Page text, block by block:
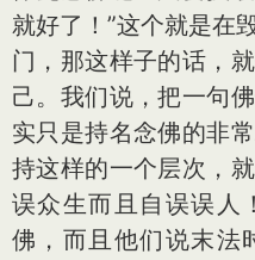
就好了！”这个就是在
门，那这样子的话，
己。我们说，把一句
实只是持名念佛的非
持这样的一个层次，
误众生而且自误误人
佛，而且他们说末法